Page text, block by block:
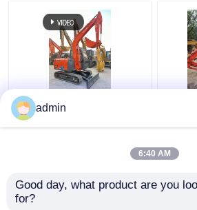
ZX60 Hydraulic Used
Hitachi Excavator
e
admin
6:40 AM
Good day, what product are you
for?